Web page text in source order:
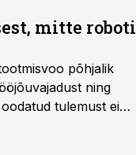
mitte roboti
põhjalik
ning
tulemust ei